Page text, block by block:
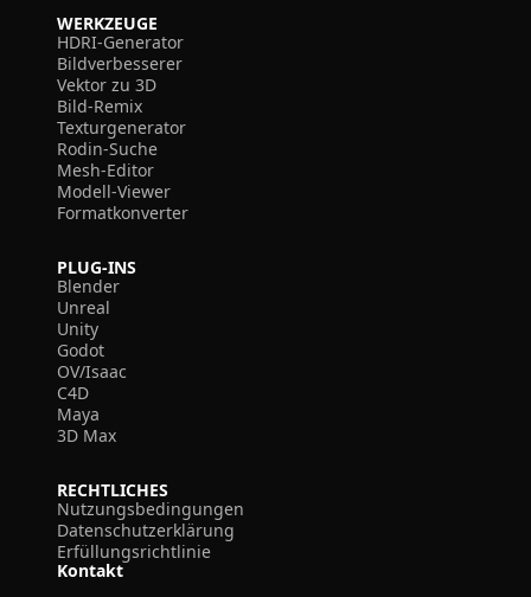
WERKZEUGE
HDRI-Generator
Bildverbesserer
Vektor zu 3D
Bild-Remix
Texturgenerator
Rodin-Suche
Mesh-Editor
Modell-Viewer
Formatkonverter
PLUG-INS
Blender
Unreal
Unity
Godot
OV/Isaac
C4D
Maya
3D Max
RECHTLICHES
Nutzungsbedingungen
Datenschutzerklärung
Erfüllungsrichtlinie
Kontakt